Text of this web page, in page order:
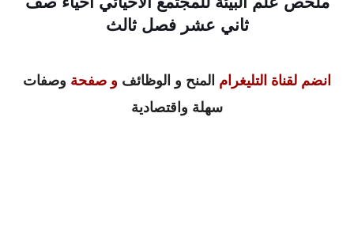
ثاني عشر فصل ثالث
انضم لقناة التليغرام المنح و الوظائف و صفحة وصفات
سهلة واقتصادية